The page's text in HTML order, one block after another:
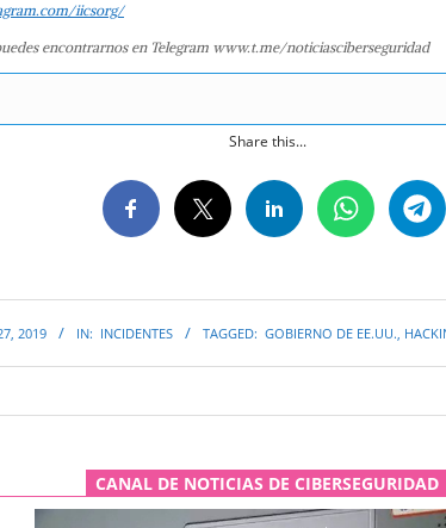
iicsorg/
encontrarnos en Telegram www.t.me/noticiasciberseguridad
Share this...
2019 IN: INCIDENTES TAGGED: GOBIERNO DE EE.UU.,
CANAL DE NOTICIAS DE CIBERSEGURIDAD